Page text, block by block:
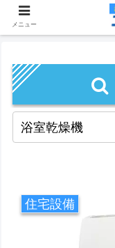
住宅設備
メニュー